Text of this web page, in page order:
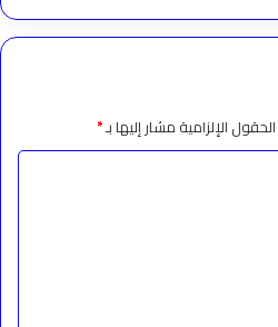
الحقول الإلزامية مشار إليها بـ*